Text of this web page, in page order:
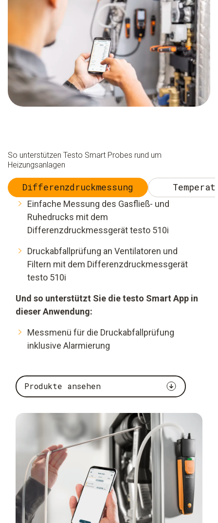
So unterstützen Testo Smart Probes rund um
Heizungsanlagen
Differenzdruckmessung
Einfache Messung des Gasfließ- und
Ruhedrucks mit dem
Differenzdruckmessgerät testo 510i
Druckabfallprüfung an Ventilatoren und
Filtern mit dem Differenzdruckmessgerät
testo 510i
Und so unterstützt Sie die testo Smart App in
dieser Anwendung:
Messmenü für die Druckabfallprüfung
inklusive Alarmierung
Produkte ansehen